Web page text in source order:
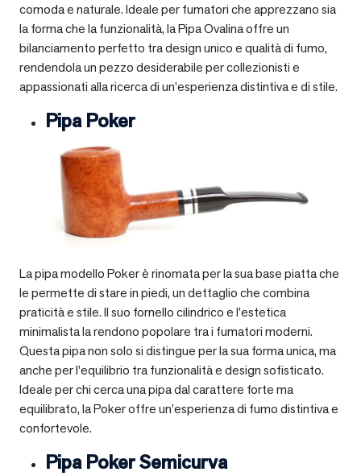
comoda e naturale. Ideale per fumatori che apprezzano sia
la forma che la funzionalità, la Pipa Ovalina offre un
bilanciamento perfetto tra design unico e qualità di fumo,
rendendola un pezzo desiderabile per collezionisti e
appassionati alla ricerca di un’esperienza distintiva e di stile.
Pipa Poker
La pipa modello Poker è rinomata per la sua base piatta che
le permette di stare in piedi, un dettaglio che combina
praticità e stile. Il suo fornello cilindrico e l’estetica
minimalista la rendono popolare tra i fumatori moderni.
Questa pipa non solo si distingue per la sua forma unica, ma
anche per l’equilibrio tra funzionalità e design sofisticato.
Ideale per chi cerca una pipa dal carattere forte ma
equilibrato, la Poker offre un’esperienza di fumo distintiva e
confortevole.
Pipa Poker Semicurva